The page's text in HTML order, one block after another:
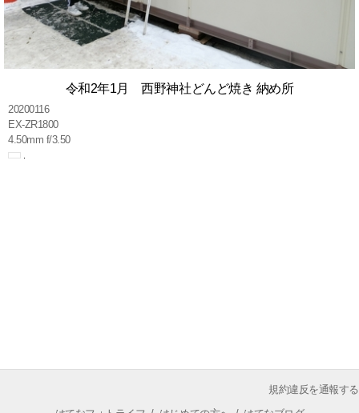
令和2年1月 西野神社どんど焼き 納め所
20200116
EX-ZR1800
4.50mm f/3.50
規約違反を通報する